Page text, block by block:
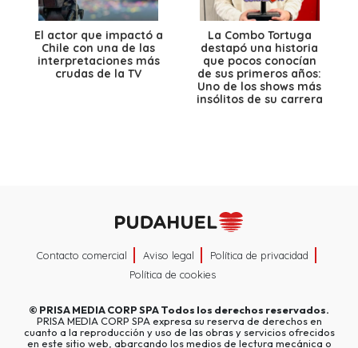
El actor que impactó a
Chile con una de las
interpretaciones más
crudas de la TV
La Combo Tortuga
destapó una historia
que pocos conocían
de sus primeros años:
Uno de los shows más
insólitos de su carrera
Contacto comercial Aviso legal
Política de privacidad
Política de cookies
© PRISA MEDIA CORP SPATodos los derechos reservados.
PRISA MEDIA CORP SPA expresa su reserva de derechos en
cuanto a la reproducción y uso de las obras y servicios ofrecidos
en este sitio web, abarcando los medios de lectura mecánica o